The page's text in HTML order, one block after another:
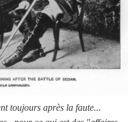
toujours après la faute...